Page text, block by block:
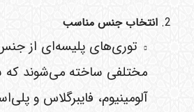
انتخاب جنس مناسب
توری‌های پلیسه‌ای از
مختلفی ساخته می‌شوند که
آلومینیوم، فایبرگلاس و